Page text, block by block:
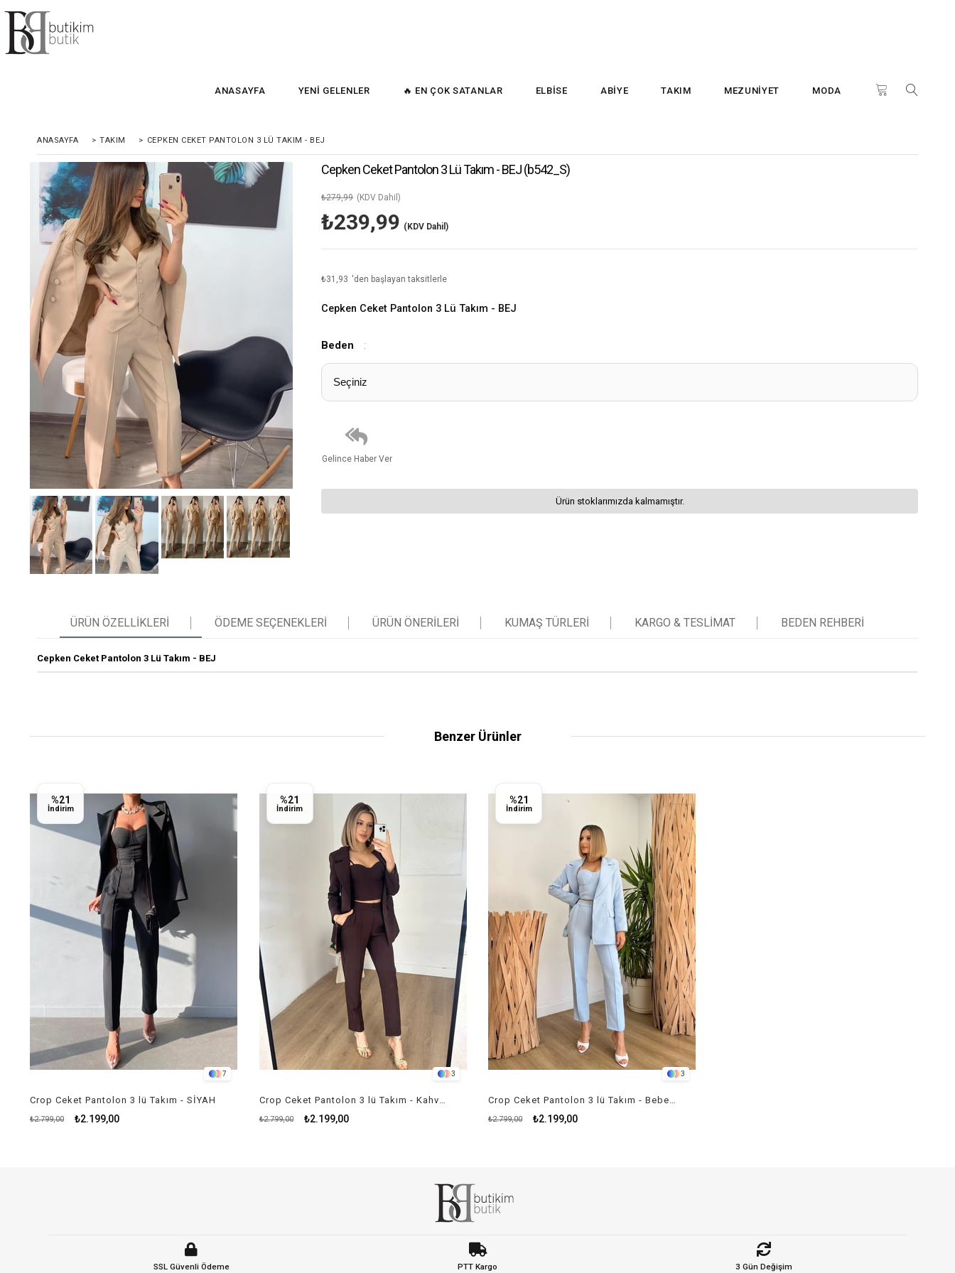
ANASAYFA YENİ GELENLER 🔥 EN ÇOK SATANLAR ELBİSE ABİYE TAKIM MEZUNİYET MODA
ANASAYFA > TAKIM > CEPKEN CEKET PANTOLON 3 LÜ TAKIM - BEJ
Cepken Ceket Pantolon 3 Lü Takım - BEJ(b542_S)
₺279,99 (KDV Dahil)
₺239,99 (KDV Dahil)
₺31,93 'den başlayan taksitlerle
Cepken Ceket Pantolon 3 Lü Takım - BEJ
Beden :
Gelince Haber Ver
Ürün stoklarımızda kalmamıştır.
ÜRÜN ÖZELLIKLERI ÖDEME SEÇENEKLERI ÜRÜN ÖNERILERI KUMAŞ TÜRLERI KARGO & TESLIMAT BEDEN REHBERI
Cepken Ceket Pantolon 3 Lü Takım - BEJ
Benzer Ürünler
7
Crop Ceket Pantolon 3 lü Takım - SİYAH
₺2.199,00
₺2.799,00
%21
İndirim
3
₺2.199,00
₺2.799,00
%21
İndirim
3
₺2.199,00
₺2.799,00
%21
İndirim
SSL Güvenli Ödeme PTT Kargo 3 Gün Değişim